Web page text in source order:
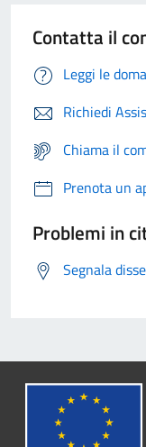
Contatta il
Leggi le
Richiedi
Chiama il
Prenota un
Problemi in
Segnala